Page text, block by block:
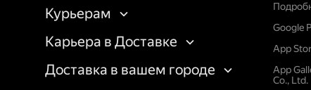
Курьерам
Карьера в Доставке
Доставка в вашем городе
Google
App
App
Co., Ltd.